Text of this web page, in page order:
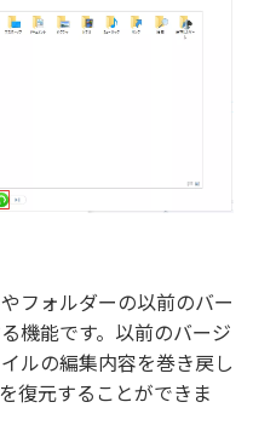
フォルダーの以前のバー
機能です。以前のバージ
ルの編集内容を巻き戻し
復元することができま